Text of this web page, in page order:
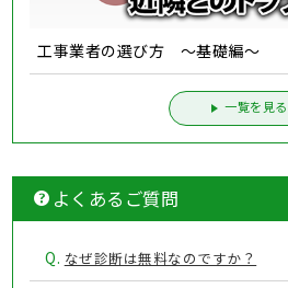
工事業者の選び方 ～基礎編～
一覧を見る
よくあるご質問
Q. なぜ診断は無料なのですか？